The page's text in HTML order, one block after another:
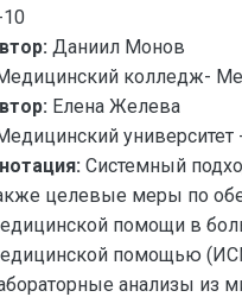
Даниил Монов
колледж-
Елена Желева
университет
Системный
целевые меры по
помощи в
помощью
анализы из